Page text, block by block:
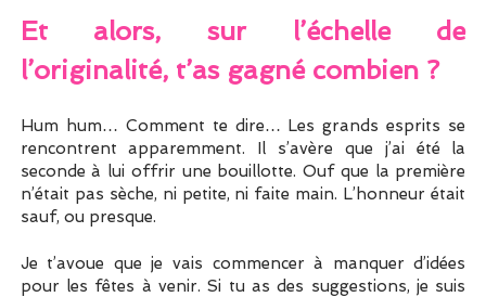
Et alors, sur l’échelle de
l’originalité, t’as gagné combien ?
Hum hum… Comment te dire… Les grands esprits se
rencontrent apparemment. Il s’avère que j’ai été la
seconde à lui offrir une bouillotte. Ouf que la première
n’était pas sèche, ni petite, ni faite main. L’honneur était
sauf, ou presque.
Je t’avoue que je vais commencer à manquer d’idées
pour les fêtes à venir. Si tu as des suggestions, je suis